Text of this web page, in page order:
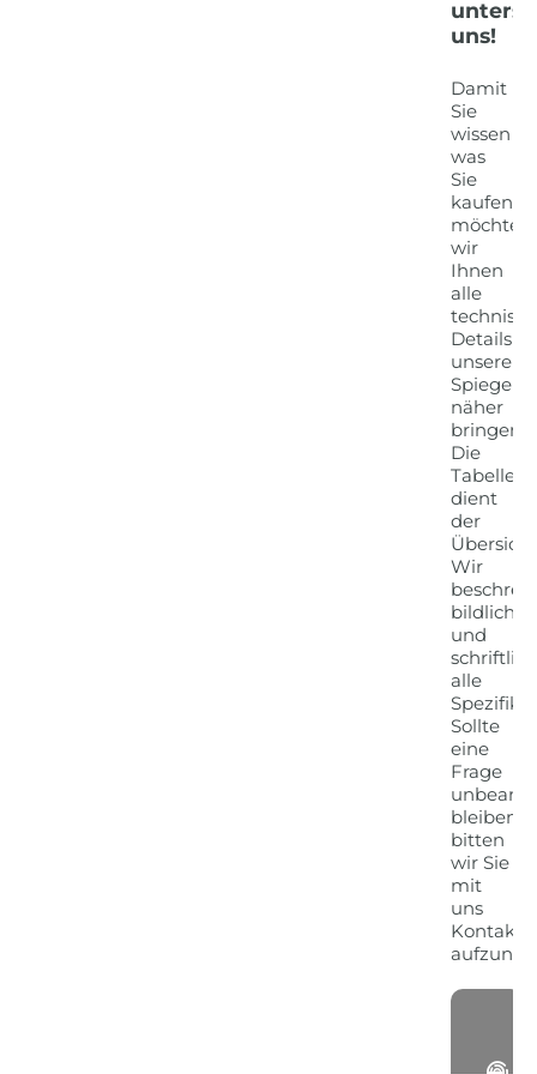
uns!
Damit
Sie
wissen
was
Sie
kaufen,
möchten
wir
Ihnen
alle
Details
unserer
Spiegel
näher
bringen.
Die
Tabelle
dient
der
Wir
bildlich
und
schriftlich
alle
Sollte
eine
Frage
bleiben,
bitten
wir Sie
mit
uns
Kontakt